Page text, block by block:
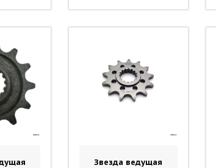
Звезда ведущая